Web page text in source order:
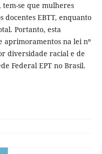
se que mulheres
docentes EBTT, enquanto
Portanto, esta
aprimoramentos na lei nº
diversidade racial e de
Federal EPT no Brasil.